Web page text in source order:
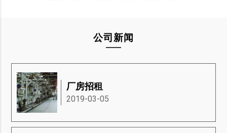
公司新闻
厂房招租
2019-03-05